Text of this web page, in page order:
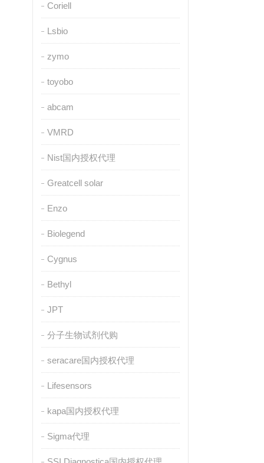
Coriell
Lsbio
zymo
toyobo
abcam
VMRD
Nist国内授权代理
Greatcell solar
Enzo
Biolegend
Cygnus
Bethyl
JPT
分子生物试剂代购
seracare国内授权代理
Lifesensors
kapa国内授权代理
Sigma代理